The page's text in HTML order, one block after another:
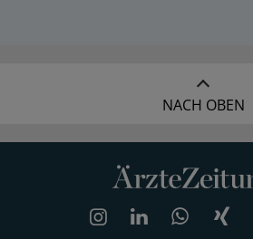
NACH OBEN